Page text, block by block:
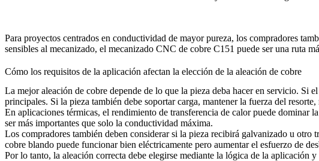
Para proyectos centrados en conductividad de mayor pureza, los compradores
sensibles al mecanizado, el mecanizado CNC de cobre C151 puede ser una ruta
Cómo los requisitos de la aplicación afectan la elección de la aleación de cobre
La mejor aleación de cobre depende de lo que la pieza deba hacer en servicio. Si
principales. Si la pieza también debe soportar carga, mantener la fuerza del
En aplicaciones térmicas, el rendimiento de transferencia de calor puede dominar
ser más importantes que solo la conductividad máxima.
Los compradores también deben considerar si la pieza recibirá galvanizado u
cobre blando puede funcionar bien eléctricamente pero aumentar el esfuerzo de
Por lo tanto, la aleación correcta debe elegirse mediante la lógica de la aplicación